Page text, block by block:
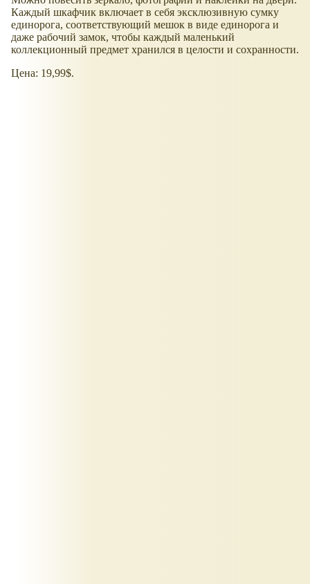
Каждый шкафчик включает в себя эксклюзивную сумку
единорога, соответствующий мешок в виде единорога и
даже рабочий замок, чтобы каждый маленький
коллекционный предмет хранился в целости и сохранности.
Цена: 19,99$.